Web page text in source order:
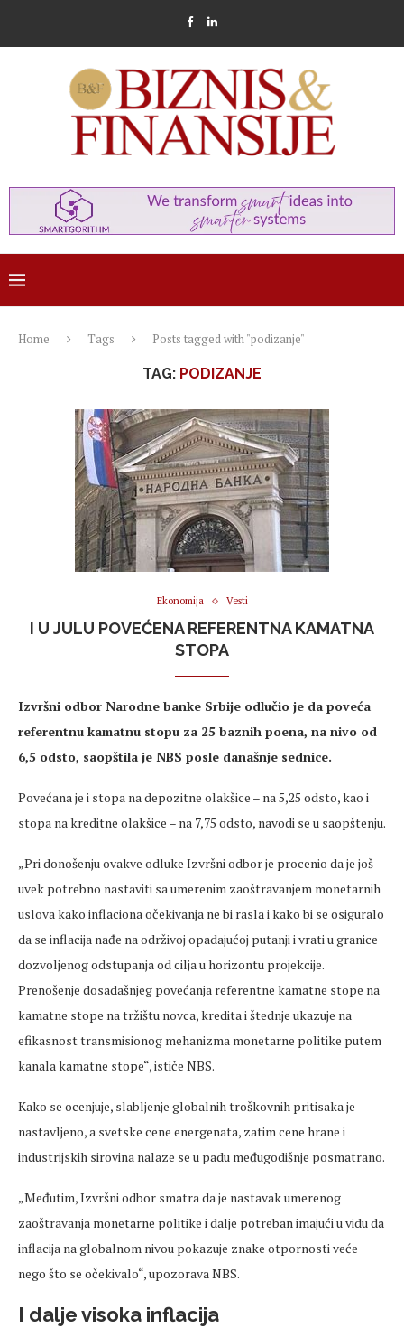
Home Tags Posts tagged with "podizanje"
TAG: PODIZANJE
Ekonomija Vesti
I U JULU POVEĆENA REFERENTNA KAMATNA
STOPA
Izvršni odbor Narodne banke Srbije odlučio je da poveća
referentnu kamatnu stopu za 25 baznih poena, na nivo od
6,5 odsto, saopštila je NBS posle današnje sednice.
Povećana je i stopa na depozitne olakšice – na 5,25 odsto, kao i
stopa na kreditne olakšice – na 7,75 odsto, navodi se u saopštenju.
„Pri donošenju ovakve odluke Izvršni odbor je procenio da je još
uvek potrebno nastaviti sa umerenim zaoštravanjem monetarnih
uslova kako inflaciona očekivanja ne bi rasla i kako bi se osiguralo
da se inflacija nađe na održivoj opadajućoj putanji i vrati u granice
dozvoljenog odstupanja od cilja u horizontu projekcije.
Prenošenje dosadašnjeg povećanja referentne kamatne stope na
kamatne stope na tržištu novca, kredita i štednje ukazuje na
efikasnost transmisionog mehanizma monetarne politike putem
kanala kamatne stope“, ističe NBS.
Kako se ocenjuje, slabljenje globalnih troškovnih pritisaka je
nastavljeno, a svetske cene energenata, zatim cene hrane i
industrijskih sirovina nalaze se u padu međugodišnje posmatrano.
„Međutim, Izvršni odbor smatra da je nastavak umerenog
zaoštravanja monetarne politike i dalje potreban imajući u vidu da
inflacija na globalnom nivou pokazuje znake otpornosti veće
nego što se očekivalo“, upozorava NBS.
I dalje visoka inflacija